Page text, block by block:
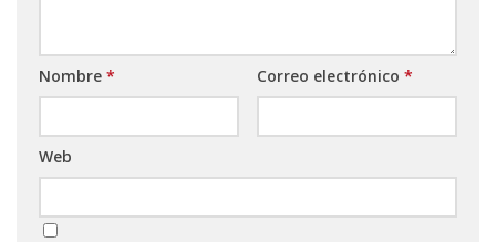
Nombre * Correo electrónico *
Web